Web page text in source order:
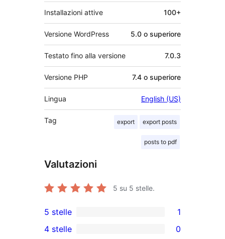
Installazioni attive 100+
Versione WordPress 5.0 o superiore
Testato fino alla versione 7.0.3
Versione PHP 7.4 o superiore
Lingua English (US)
Tag export export posts
posts to pdf
Valutazioni
5 su 5 stelle.
1
5-
5 stelle 1
4 stelle 0